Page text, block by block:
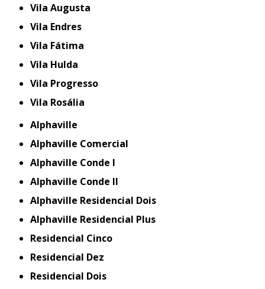
Vila Augusta
Vila Endres
Vila Fátima
Vila Hulda
Vila Progresso
Vila Rosália
Alphaville
Alphaville Comercial
Alphaville Conde I
Alphaville Conde II
Alphaville Residencial Dois
Alphaville Residencial Plus
Residencial Cinco
Residencial Dez
Residencial Dois